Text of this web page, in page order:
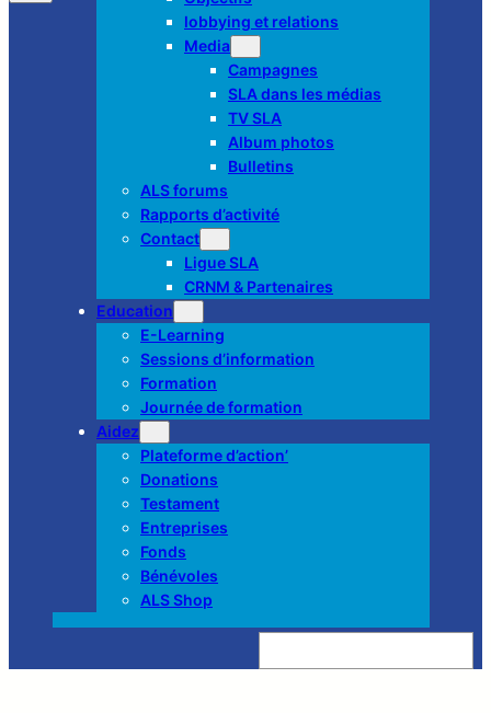
lobbying et relations
Media
Campagnes
SLA dans les médias
TV SLA
Album photos
Bulletins
ALS forums
Rapports d’activité
Contact
Ligue SLA
CRNM & Partenaires
Education
E-Learning
Sessions d’information
Formation
Journée de formation
Aidez
Plateforme d’action’
Donations
Testament
Entreprises
Fonds
Bénévoles
ALS Shop
Z
e